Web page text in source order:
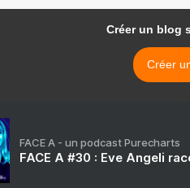
Créer un blog
Créer
FACE A - un podcast Purecharts
FACE A #30 : Eve Angeli